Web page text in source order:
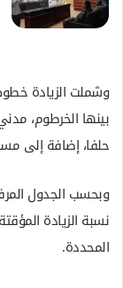
وشملت الزيادة
بينها الخرطوم،
حلفا، إضافة إلى
وبحسب الجدول
نسبة الزيادة
المحددة.